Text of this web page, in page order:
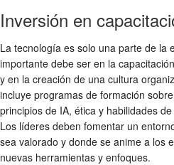
Inversión en
La tecnología es solo una parte de la
importante debe ser en la
y en la creación de una cultura
incluye programas de formación
principios de IA, ética y habilidades
Los líderes deben fomentar un
sea valorado y donde se anime a los
nuevas herramientas y enfoques.